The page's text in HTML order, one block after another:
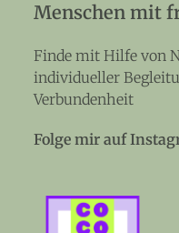
Menschen mit
Finde mit Hilfe von
individueller
Verbundenheit
Folge mir auf